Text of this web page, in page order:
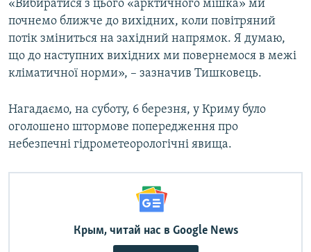
«Вибиратися з цього «арктичного мішка» ми
почнемо ближче до вихідних, коли повітряний
потік зміниться на західний напрямок. Я думаю,
що до наступних вихідних ми повернемося в межі
кліматичної норми», – зазначив Тишковець.
Нагадаємо, на суботу, 6 березня, у Криму було
оголошено штормове попередження про
небезпечні гідрометеорологічні явища.
Крым, читай нас в Google News